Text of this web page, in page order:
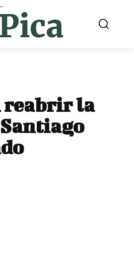
reabrir la